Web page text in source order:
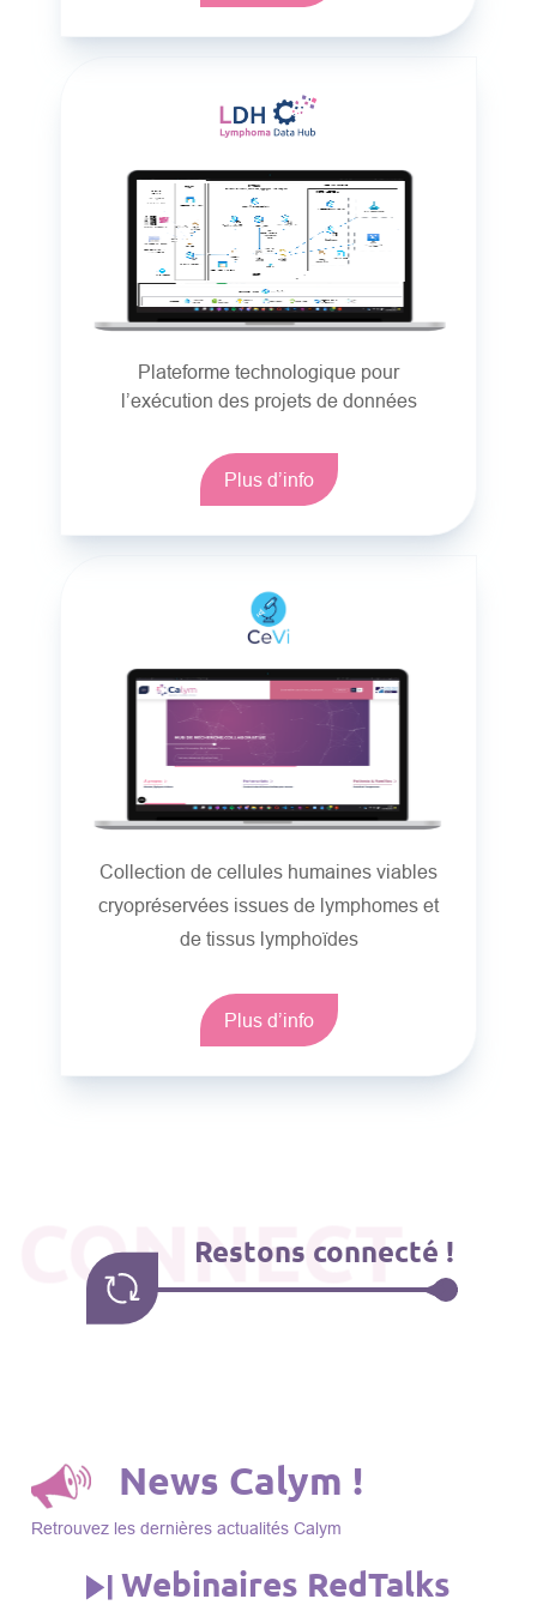
Plateforme technologique pour
l’exécution des projets de données
Plus d’info
Collection de cellules humaines viables
cryopréservées issues de lymphomes et
de tissus lymphoïdes
Plus d’info
CONNECT
Restons connecté !
News Calym !
Retrouvez les dernières actualités Calym
Webinaires RedTalks